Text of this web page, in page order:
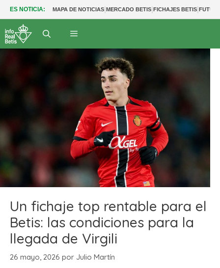
ES NOTICIA: MAPA DE NOTICIAS|MERCADO BETIS|FICHAJES BETIS|
Un fichaje top rentable para el
Betis: las condiciones para la
llegada de Virgili
26 mayo, 2026 por Julio Martín